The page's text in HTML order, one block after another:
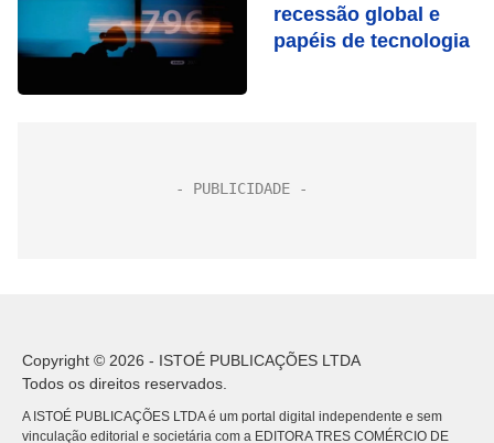
recessão global e
papéis de tecnologia
Copyright © 2026 - ISTOÉ PUBLICAÇÕES LTDA
Todos os direitos reservados.
A ISTOÉ PUBLICAÇÕES LTDA é um portal digital independente e sem
vinculação editorial e societária com a EDITORA TRES COMÉRCIO DE